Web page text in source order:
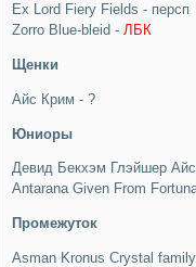
Ex Lord Fiery Fields - персп
Zorro Blue-bleid -ЛБК
Щенки
Айс Крим - ?
Юниоры
Девид Бекхэм Глэйшер
Antarana Given From
Промежуток
Asman Kronus Crystal